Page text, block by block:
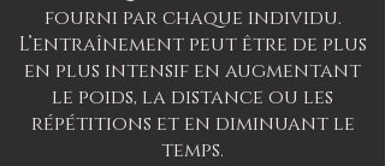
fourni par chaque individu.
L’entraînement peut être de plus
en plus intensif en augmentant
le poids, la distance ou les
répétitions et en diminuant le
temps.